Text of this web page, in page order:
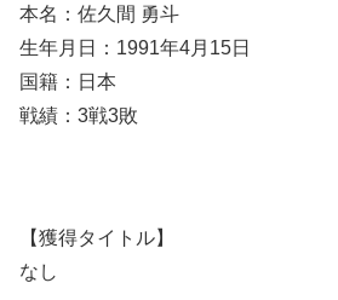
本名：佐久間 勇斗
生年月日：1991年4月15日
国籍：日本
戦績：3戦3敗
【獲得タイトル】
なし